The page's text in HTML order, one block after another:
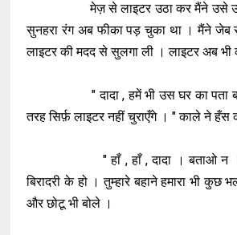
मेज़ से लाइटर उठा कर मैंने उसे
सुनहरा रंग अब फीका पड़ चुका था । मैंने जेब
लाइटर की मदद से सुलगा ली । लाइटर अब भी
" दादा , हमें भी उस घर का पता
तरह सिर्फ़ लाइटर नहीं चुराएँगे । " काले ने हँस
" हाँ , हाँ , दादा । बताओ न । तुम
बिरादरी के हो । तुम्हारे बहाने हमारा भी कुछ
और छोटू भी बोले ।